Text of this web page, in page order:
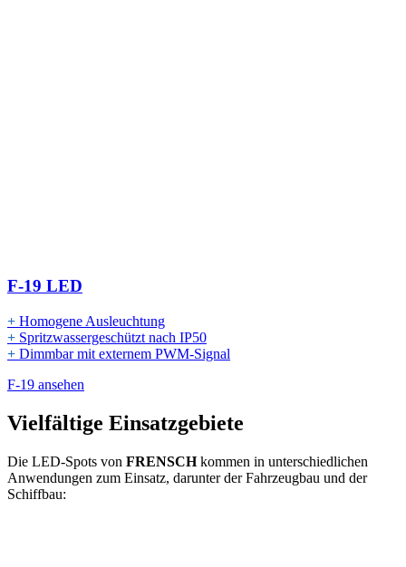
F-19 LED
+ Homogene Ausleuchtung
+ Spritzwassergeschützt nach IP50
+ Dimmbar mit externem PWM-Signal
F-19 ansehen
Vielfältige Einsatzgebiete
Die LED-Spots von FRENSCHkommen in unterschiedlichen
Anwendungen zum Einsatz, darunter der Fahrzeugbau und der
Schiffbau: